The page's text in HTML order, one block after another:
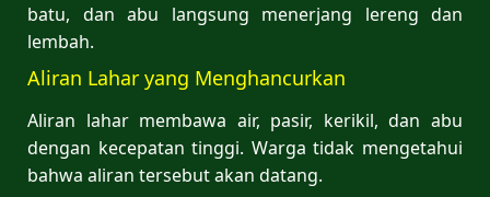
batu, dan abu langsung menerjang lereng dan
lembah.
Aliran Lahar yang Menghancurkan
Aliran lahar membawa air, pasir, kerikil, dan abu
dengan kecepatan tinggi. Warga tidak mengetahui
bahwa aliran tersebut akan datang.